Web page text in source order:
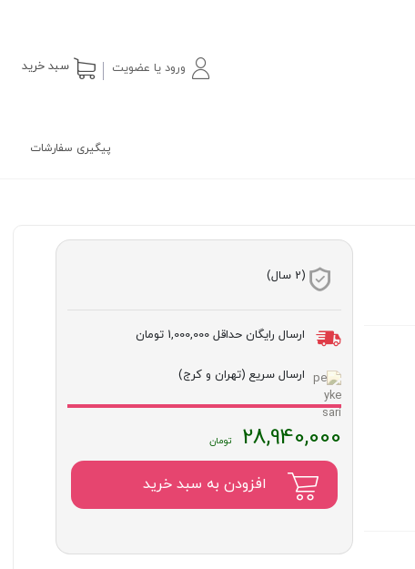
ورود یا عضویت سبد خرید
پیگیری سفارشات
(2 سال)
ارسال رایگان حداقل 1,000,000 تومان
ارسال سریع (تهران و کرج)
28,940,000
افزودن به سبد خرید